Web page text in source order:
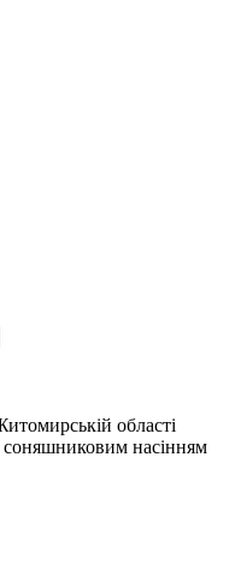
області
соняшниковим насінням